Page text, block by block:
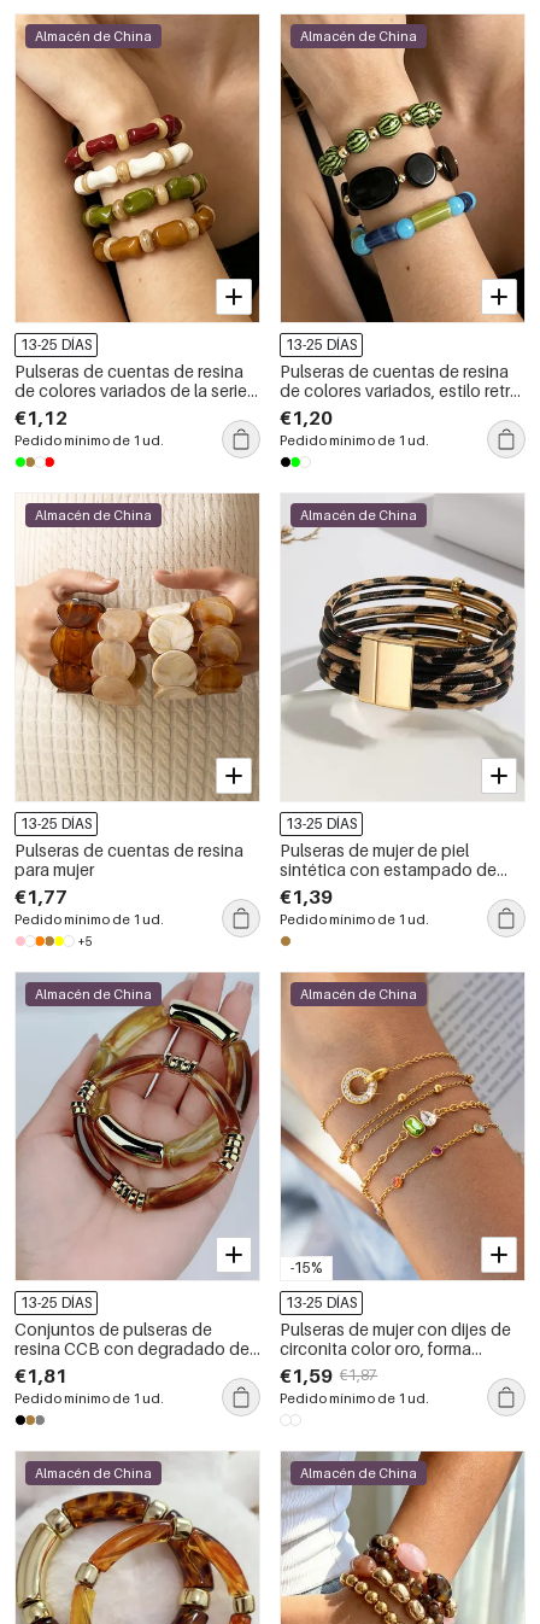
Almacén de China
13-25 DÍAS
Pulseras de cuentas de resina
de colores variados de la serie
romántica para mujer
€1,12
Pedido mínimo de 1 ud.
Almacén de China
13-25 DÍAS
Pulseras de cuentas de resina
de colores variados, estilo retro,
con forma irregular y diseño
sencillo para mujer.
€1,20
Pedido mínimo de 1 ud.
Almacén de China
13-25 DÍAS
Pulseras de cuentas de resina
para mujer
€1,77
Pedido mínimo de 1 ud.
+5
Almacén de China
13-25 DÍAS
Pulseras de mujer de piel
sintética con estampado de
leopardo retro
€1,39
Pedido mínimo de 1 ud.
Almacén de China
13-25 DÍAS
Conjuntos de pulseras de
resina CCB con degradado de
color retro para mujer
€1,81
Pedido mínimo de 1 ud.
-15%
Almacén de China
13-25 DÍAS
Pulseras de mujer con dijes de
circonita color oro, forma
geométrica circular simple,
acero inoxidable, resistentes al
agua.
€1,59 €1,87
Pedido mínimo de 1 ud.
Almacén de China Almacén de China